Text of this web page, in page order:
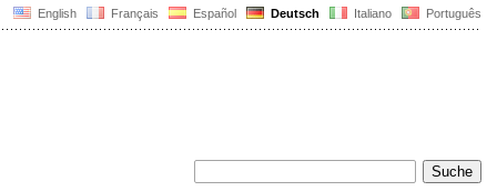
English Français Español Deutsch Italiano Português